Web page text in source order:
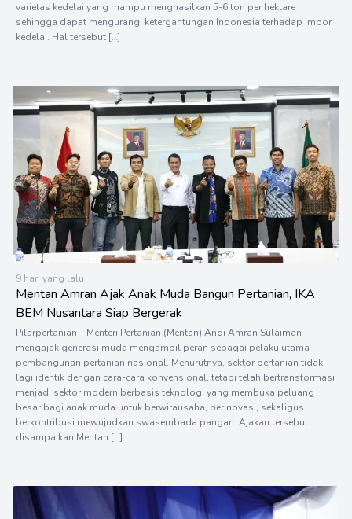
varietas kedelai yang mampu menghasilkan 5-6 ton per hektare
sehingga dapat mengurangi ketergantungan Indonesia terhadap impor
kedelai. Hal tersebut […]
9 hari yang lalu
Mentan Amran Ajak Anak Muda Bangun Pertanian, IKA
BEM Nusantara Siap Bergerak
Pilarpertanian – Menteri Pertanian (Mentan) Andi Amran Sulaiman
mengajak generasi muda mengambil peran sebagai pelaku utama
pembangunan pertanian nasional. Menurutnya, sektor pertanian tidak
lagi identik dengan cara-cara konvensional, tetapi telah bertransformasi
menjadi sektor modern berbasis teknologi yang membuka peluang
besar bagi anak muda untuk berwirausaha, berinovasi, sekaligus
berkontribusi mewujudkan swasembada pangan. Ajakan tersebut
disampaikan Mentan […]